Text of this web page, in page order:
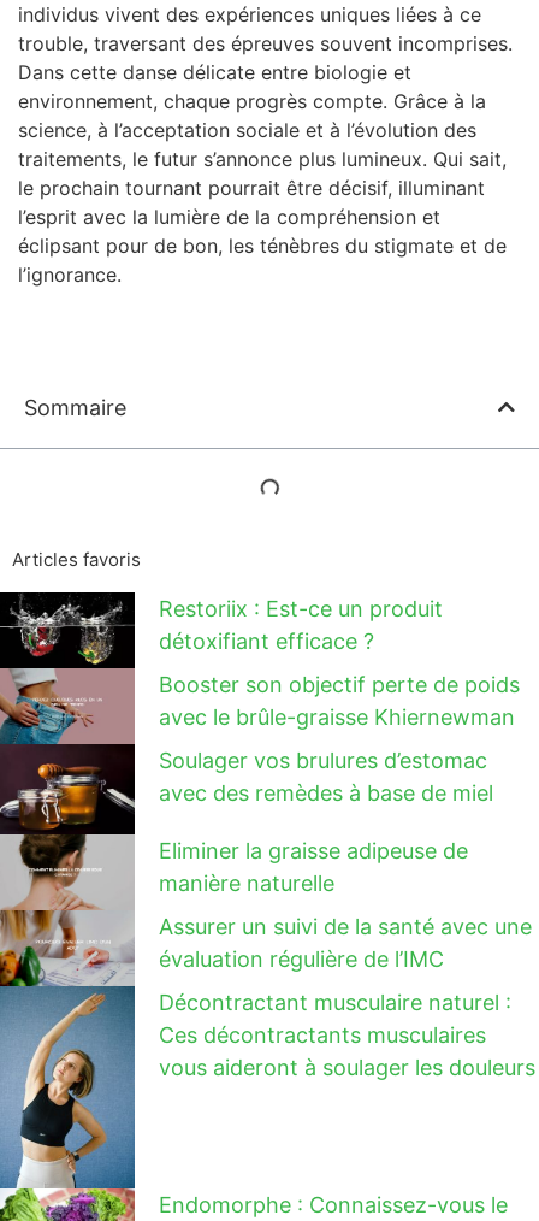
individus vivent des expériences uniques liées à ce
trouble, traversant des épreuves souvent incomprises.
Dans cette danse délicate entre biologie et
environnement, chaque progrès compte. Grâce à la
science, à l’acceptation sociale et à l’évolution des
traitements, le futur s’annonce plus lumineux. Qui sait,
le prochain tournant pourrait être décisif, illuminant
l’esprit avec la lumière de la compréhension et
éclipsant pour de bon, les ténèbres du stigmate et de
l’ignorance.
Sommaire
Articles favoris
Restoriix : Est-ce un produit
détoxifiant efficace ?
Booster son objectif perte de poids
avec le brûle-graisse Khiernewman
Soulager vos brulures d’estomac
avec des remèdes à base de miel
Eliminer la graisse adipeuse de
manière naturelle
Assurer un suivi de la santé avec une
évaluation régulière de l’IMC
Décontractant musculaire naturel :
Ces décontractants musculaires
vous aideront à soulager les douleurs
Endomorphe : Connaissez-vous le